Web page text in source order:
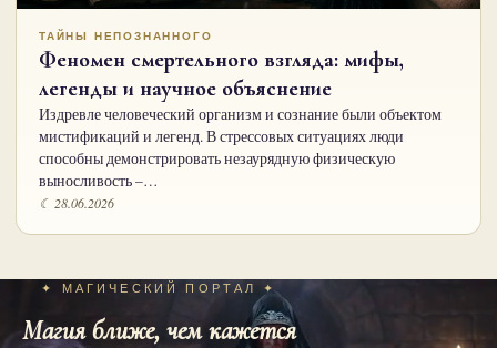
ТАЙНЫ НЕПОЗНАННОГО
Феномен смертельного взгляда: мифы,
легенды и научное объяснение
Издревле человеческий организм и сознание были объектом
мистификаций и легенд. В стрессовых ситуациях люди
способны демонстрировать незаурядную физическую
выносливость –…
☾ 28.06.2026
✦ МАГИЧЕСКИЙ ПОРТАЛ ✦
Магия ближе, чем кажется